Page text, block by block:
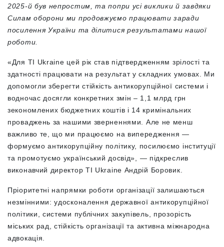
2025-й був непростим, та попри усі виклики й завдяки
Силам оборони ми продовжуємо працювати заради
посилення України та ділитися результатами нашої
роботи.
«Для TI Ukraine цей рік став підтвердженням зрілості та
здатності працювати на результат у складних умовах. Ми
допомогли зберегти стійкість антикорупційної системи і
водночас досягли конкретних змін – 1,1 млрд грн
зекономлених бюджетних коштів і 14 кримінальних
проваджень за нашими зверненнями. Але не менш
важливо те, що ми працюємо на випередження —
формуємо антикорупційну політику, посилюємо інституції
та промотуємо український досвід»,
— підкреслив
виконавчий директор TI Ukraine Андрій Боровик.
Пріоритетні напрямки роботи організації залишаються
незмінними: удосконалення державної антикорупційної
політики, системи публічних закупівель, прозорість
міських рад, стійкість організації та активна міжнародна
адвокація.